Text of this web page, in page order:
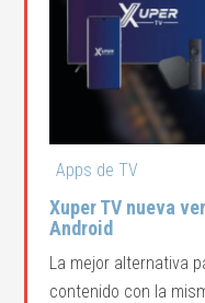
Apps de TV
Xuper TV nueva
Android
La mejor alternativa
contenido con la